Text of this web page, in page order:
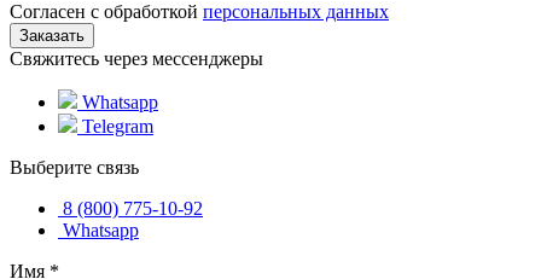
Согласен с обработкой персональных данных
Свяжитесь через мессенджеры
Whatsapp
Telegram
Выберите связь
8 (800) 775-10-92
Whatsapp
Имя *